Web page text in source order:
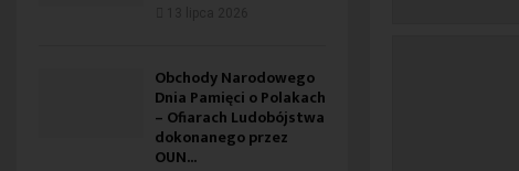
Obchody Narodowego
Dnia Pamięci o Polakach
– Ofiarach Ludobójstwa
dokonanego przez
OUN...